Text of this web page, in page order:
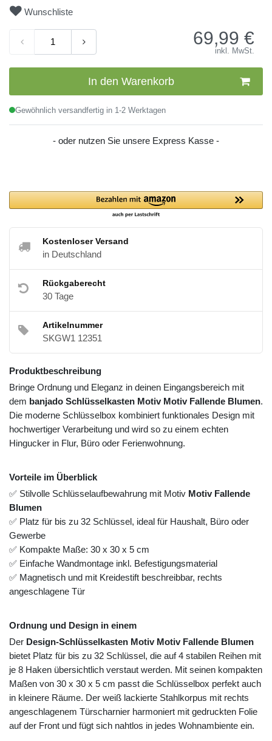
Wunschliste
69,99 €
inkl. MwSt.
In den Warenkorb
Gewöhnlich versandfertig in 1-2 Werktagen
- oder nutzen Sie unsere Express Kasse -
Kostenloser Versand
in Deutschland
Rückgaberecht
30 Tage
Artikelnummer
SKGW1 12351
Produktbeschreibung
Bringe Ordnung und Eleganz in deinen Eingangsbereich mit
dem banjado Schlüsselkasten Motiv Motiv Fallende Blumen.
Die moderne Schlüsselbox kombiniert funktionales Design mit
hochwertiger Verarbeitung und wird so zu einem echten
Hingucker in Flur, Büro oder Ferienwohnung.
Vorteile im Überblick
✅ Stilvolle Schlüsselaufbewahrung mit Motiv Motiv Fallende
Blumen
✅ Platz für bis zu 32 Schlüssel, ideal für Haushalt, Büro oder
Gewerbe
✅ Kompakte Maße: 30 x 30 x 5 cm
✅ Einfache Wandmontage inkl. Befestigungsmaterial
✅ Magnetisch und mit Kreidestift beschreibbar, rechts
angeschlagene Tür
Ordnung und Design in einem
Der Design-Schlüsselkasten Motiv Motiv Fallende Blumen
bietet Platz für bis zu 32 Schlüssel, die auf 4 stabilen Reihen mit
je 8 Haken übersichtlich verstaut werden. Mit seinen kompakten
Maßen von 30 x 30 x 5 cm passt die Schlüsselbox perfekt auch
in kleinere Räume. Der weiß lackierte Stahlkorpus mit rechts
angeschlagenem Türscharnier harmoniert mit gedruckten Folie
auf der Front und fügt sich nahtlos in jedes Wohnambiente ein.